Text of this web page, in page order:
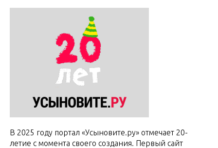
В 2025 году портал «Усыновите.ру» отмечает 20-
летие с момента своего создания. Первый сайт